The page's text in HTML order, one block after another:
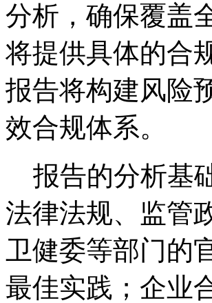
分析，确保覆盖
将提供具体的合
报告将构建风险
效合规体系。
报告的分析基
法律法规、监管
卫健委等部门的
最佳实践；企业